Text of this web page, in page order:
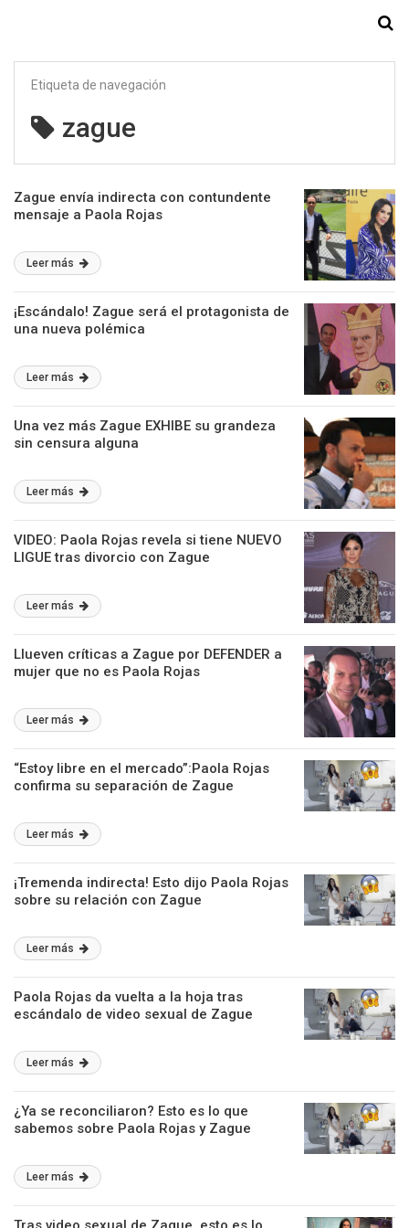
Etiqueta de navegación
zague
Zague envía indirecta con contundente
mensaje a Paola Rojas
Leer más
¡Escándalo! Zague será el protagonista de
una nueva polémica
Leer más
Una vez más Zague EXHIBE su grandeza
sin censura alguna
Leer más
VIDEO: Paola Rojas revela si tiene NUEVO
LIGUE tras divorcio con Zague
Leer más
Llueven críticas a Zague por DEFENDER a
mujer que no es Paola Rojas
Leer más
“Estoy libre en el mercado”:Paola Rojas
confirma su separación de Zague
Leer más
¡Tremenda indirecta! Esto dijo Paola Rojas
sobre su relación con Zague
Leer más
Paola Rojas da vuelta a la hoja tras
escándalo de video sexual de Zague
Leer más
¿Ya se reconciliaron? Esto es lo que
sabemos sobre Paola Rojas y Zague
Leer más